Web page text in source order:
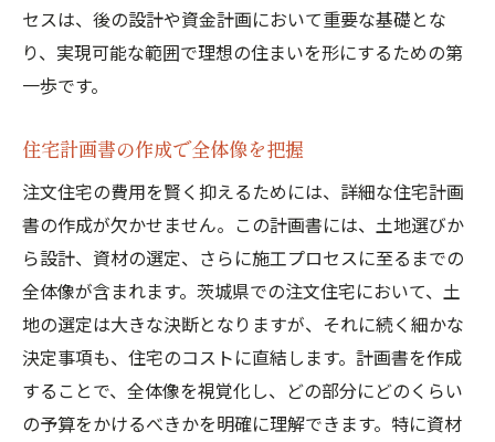
セスは、後の設計や資金計画において重要な基礎とな
り、実現可能な範囲で理想の住まいを形にするための第
一歩です。
住宅計画書の作成で全体像を把握
注文住宅の費用を賢く抑えるためには、詳細な住宅計画
書の作成が欠かせません。この計画書には、土地選びか
ら設計、資材の選定、さらに施工プロセスに至るまでの
全体像が含まれます。茨城県での注文住宅において、土
地の選定は大きな決断となりますが、それに続く細かな
決定事項も、住宅のコストに直結します。計画書を作成
することで、全体像を視覚化し、どの部分にどのくらい
の予算をかけるべきかを明確に理解できます。特に資材